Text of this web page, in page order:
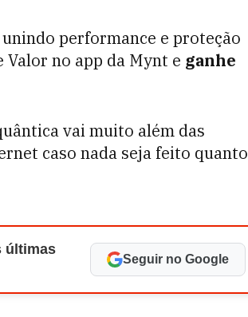
performance e proteção
Valor no app da Mynt e ganhe
vai muito além das
caso nada seja feito quanto
últimas
Seguir no Google